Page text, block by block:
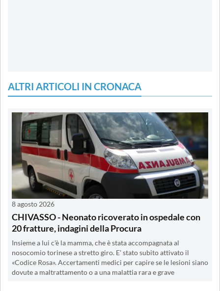
ALTRI ARTICOLI IN CRONACA
8 agosto 2026
CHIVASSO - Neonato ricoverato in ospedale con
20 fratture, indagini della Procura
Insieme a lui c'è la mamma, che è stata accompagnata al
nosocomio torinese a stretto giro. E' stato subito attivato il
«Codice Rosa». Accertamenti medici per capire se le lesioni siano
dovute a maltrattamento o a una malattia rara e grave